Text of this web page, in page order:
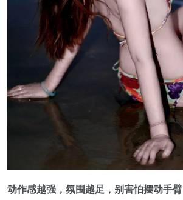
动作感越强，氛围越足，别害怕摆动手臂